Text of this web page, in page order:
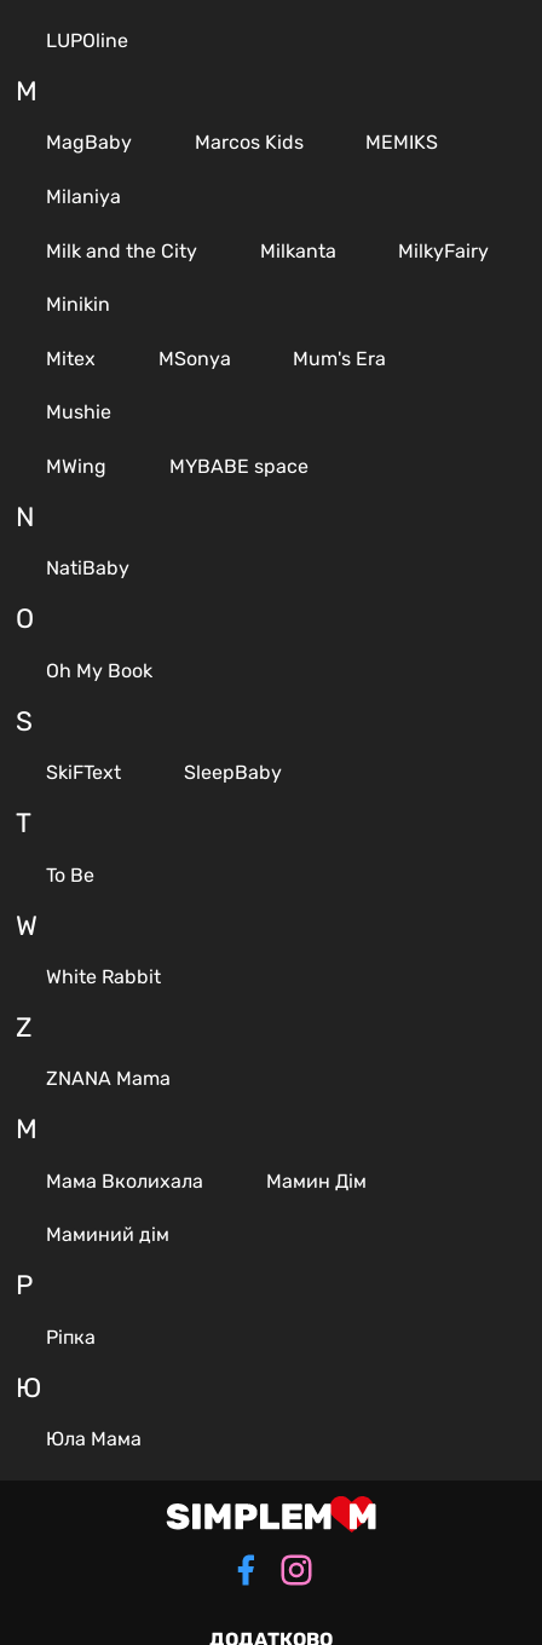
LUPOline
M
MagBaby Marcos Kids MEMIKS
Milaniya
Milk and the City Milkanta MilkyFairy
Minikin
Mitex MSonya Mum's Era
Mushie
MWing MYBABE space
N
NatiBaby
O
Oh My Book
S
SkiFText SleepBaby
T
To Be
W
White Rabbit
Z
ZNANA Mama
М
Мама Вколихала Мамин Дім
Маминий дім
Р
Ріпка
Ю
Юла Мама
ДОДАТКОВО